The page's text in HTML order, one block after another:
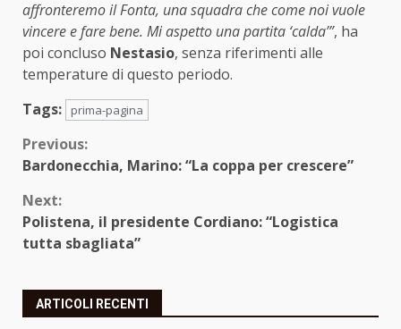
affronteremo il Fonta, una squadra che come noi vuole
vincere e fare bene. Mi aspetto una partita ‘calda’”, ha
poi concluso Nestasio, senza riferimenti alle
temperature di questo periodo.
Tags:
prima-pagina
Continue
Previous:
Bardonecchia, Marino: “La coppa per crescere”
Next:
Polistena, il presidente Cordiano: “Logistica
tutta sbagliata”
ARTICOLI RECENTI